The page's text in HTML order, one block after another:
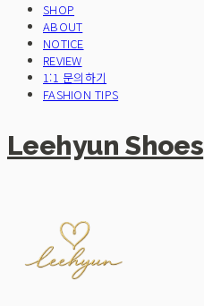
SHOP
ABOUT
NOTICE
REVIEW
1:1 문의하기
FASHION TIPS
Leehyun Shoes